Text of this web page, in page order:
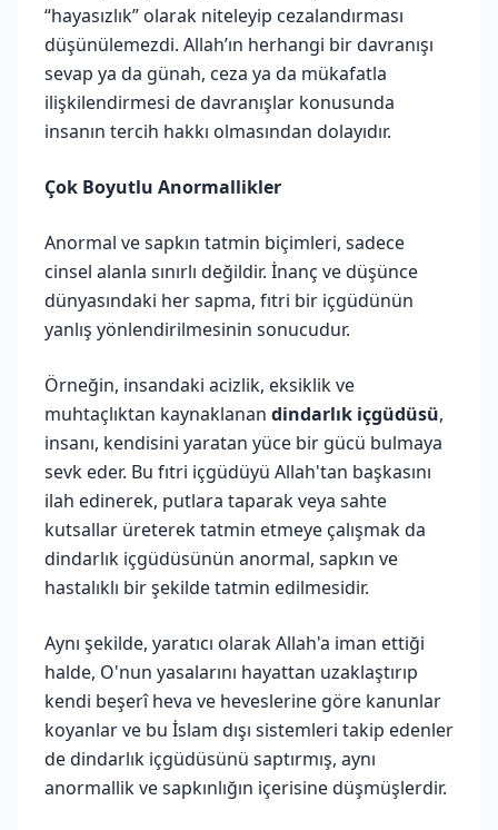
“hayasızlık” olarak niteleyip cezalandırması
düşünülemezdi. Allah’ın herhangi bir davranışı
sevap ya da günah, ceza ya da mükafatla
ilişkilendirmesi de davranışlar konusunda
insanın tercih hakkı olmasından dolayıdır.
Çok Boyutlu Anormallikler
Anormal ve sapkın tatmin biçimleri, sadece
cinsel alanla sınırlı değildir. İnanç ve düşünce
dünyasındaki her sapma, fıtri bir içgüdünün
yanlış yönlendirilmesinin sonucudur.
Örneğin, insandaki acizlik, eksiklik ve
muhtaçlıktan kaynaklanan dindarlık içgüdüsü,
insanı, kendisini yaratan yüce bir gücü bulmaya
sevk eder. Bu fıtri içgüdüyü Allah'tan başkasını
ilah edinerek, putlara taparak veya sahte
kutsallar üreterek tatmin etmeye çalışmak da
dindarlık içgüdüsünün anormal, sapkın ve
hastalıklı bir şekilde tatmin edilmesidir.
Aynı şekilde, yaratıcı olarak Allah'a iman ettiği
halde, O'nun yasalarını hayattan uzaklaştırıp
kendi beşerî heva ve heveslerine göre kanunlar
koyanlar ve bu İslam dışı sistemleri takip edenler
de dindarlık içgüdüsünü saptırmış, aynı
anormallik ve sapkınlığın içerisine düşmüşlerdir.